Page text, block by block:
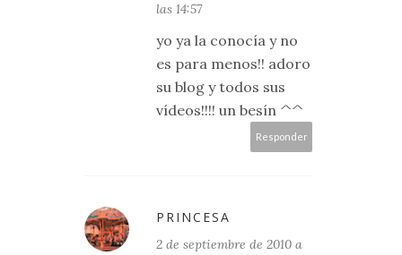
las 14:57
yo ya la conocía y no
es para menos!! adoro
su blog y todos sus
vídeos!!!! un besín ^^
Responder
PRINCESA
2 de septiembre de 2010 a